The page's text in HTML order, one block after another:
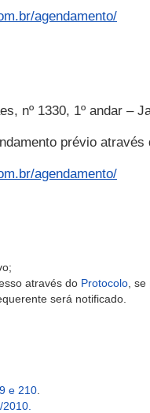
agendamento/
nº 1330, 1º andar –
prévio
agendamento/
através do Protocolo ,
será notificado.
e 210